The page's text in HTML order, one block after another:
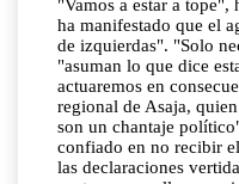
"Vamos a estar a tope",
ha manifestado que el
de izquierdas". "Solo
"asuman lo que dice
actuaremos en
regional de Asaja,
son un chantaje
confiado en no recibir
las declaraciones